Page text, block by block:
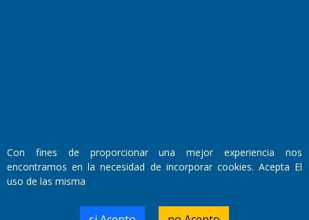
Propietario: El Diario SRL
Director Periodístico:
Walter René Goñi
Con fines de proporcionar una mejor experiencia nos
encontramos en la necesidad de incorporar cookies. Acepta El
uso de las misma